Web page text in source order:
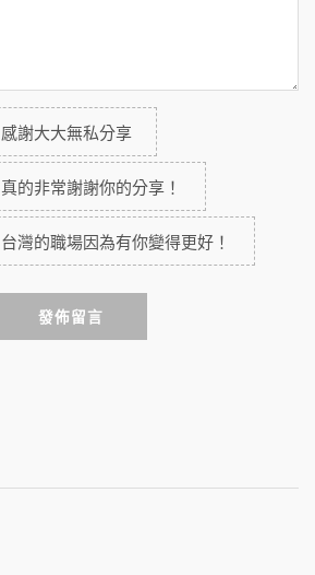
感謝大大無私分享
真的非常謝謝你的分享！
台灣的職場因為有你變得更好！
發佈留言